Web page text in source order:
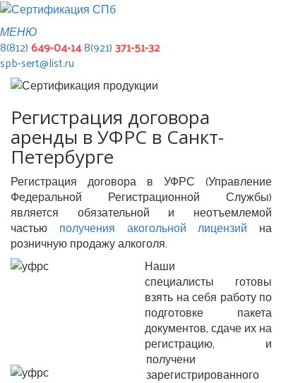
МЕНЮ
8(812)649-04-148(921)371-51-32
spb-sert@list.ru
Регистрация договора
аренды в УФРС в Санкт-
Петербурге
Регистрация договора в УФРС (Управление
Федеральной Регистрационной Службы)
является обязательной и неотъемлемой
частью получения акогольной лицензий на
розничную продажу алкоголя.
Наши
специалисты готовы
взять на себя работу по
подготовке пакета
документов, сдаче их на
регистрацию, и
получени
зарегистрированного